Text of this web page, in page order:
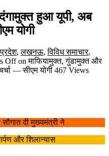
हुआ यूपी, अब
योगी
,लखनऊ,विविध समाचार,
Offon माफियामुक्त, गुंडामुक्त और
— सीएम योगी 467 Views
दी मुख्यमंत्री ने
और शिलान्यास